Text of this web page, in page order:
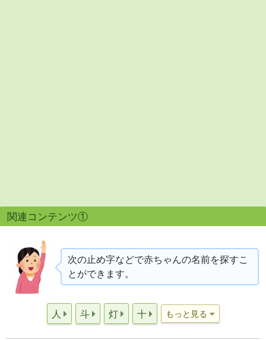
関連コンテンツ①
次の止め字などで赤ちゃんの名前を探すこ
とができます。
人 斗 灯 十 もっと見る